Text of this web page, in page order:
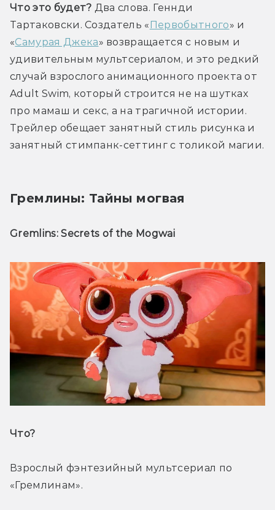
Что это будет? Два слова. Геннди
Тартаковски. Создатель «Первобытного» и
«Самурая Джека» возвращается с новым и
удивительным мультсериалом, и это редкий
случай взрослого анимационного проекта от
Adult Swim, который строится не на шутках
про мамаш и секс, а на трагичной истории.
Трейлер обещает занятный стиль рисунка и
занятный стимпанк-сеттинг с толикой магии.
Гремлины: Тайны могвая
Gremlins: Secrets of the Mogwai
Что?
Взрослый фэнтезийный мультсериал по
«Гремлинам».